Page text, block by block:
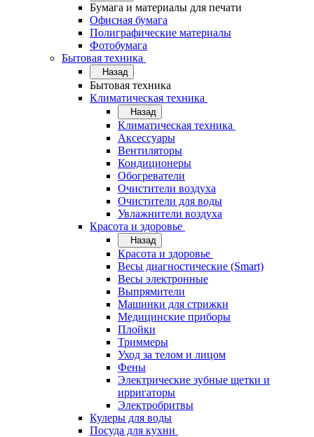
Бумага и материалы для печати
Офисная бумага
Полиграфические материалы
Фотобумага
Бытовая техника
Назад
Бытовая техника
Климатическая техника
Назад
Климатическая техника
Аксессуары
Вентиляторы
Кондиционеры
Обогреватели
Очистители воздуха
Очистители для воды
Увлажнители воздуха
Красота и здоровье
Назад
Красота и здоровье
Весы диагностические (Smart)
Весы электронные
Выпрямители
Машинки для стрижки
Медицинские приборы
Плойки
Триммеры
Уход за телом и лицом
Фены
Электрические зубные щетки и
ирригаторы
Электробритвы
Кулеры для воды
Посуда для кухни